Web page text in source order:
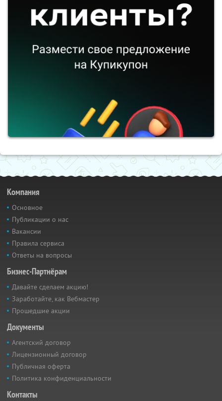
Компания
Основное
Публикации о нас
Вакансии
Правила сервиса
Ответы на вопросы
Бизнес-Партнёрам
Давайте сделаем акцию!
Заработайте, как Вебмастер
Прошедшие акции
Документы
Агентский договор
Лицензионный договор
Публичная оферта
Политика конфиденциальности
Контакты